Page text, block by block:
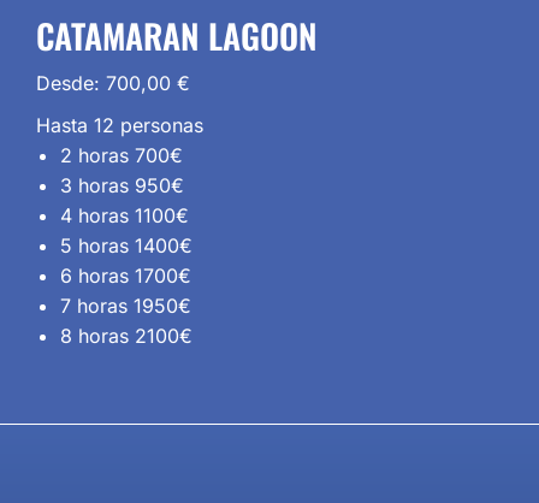
CATAMARAN LAGOON
Desde: 700,00 €
Hasta 12 personas
2 horas 700€
3 horas 950€
4 horas 1100€
5 horas 1400€
6 horas 1700€
7 horas 1950€
8 horas 2100€